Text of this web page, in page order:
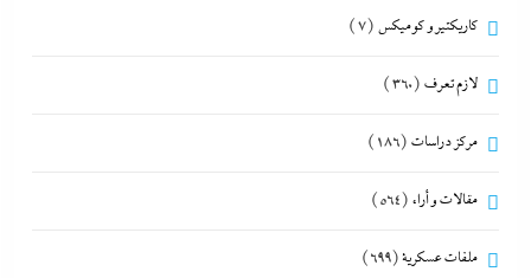
كاريكتير و كوميكس (7)
لازم تعرف (360)
مركز دراسات (186)
مقالات و أراء (564)
ملفات عسكرية(699)